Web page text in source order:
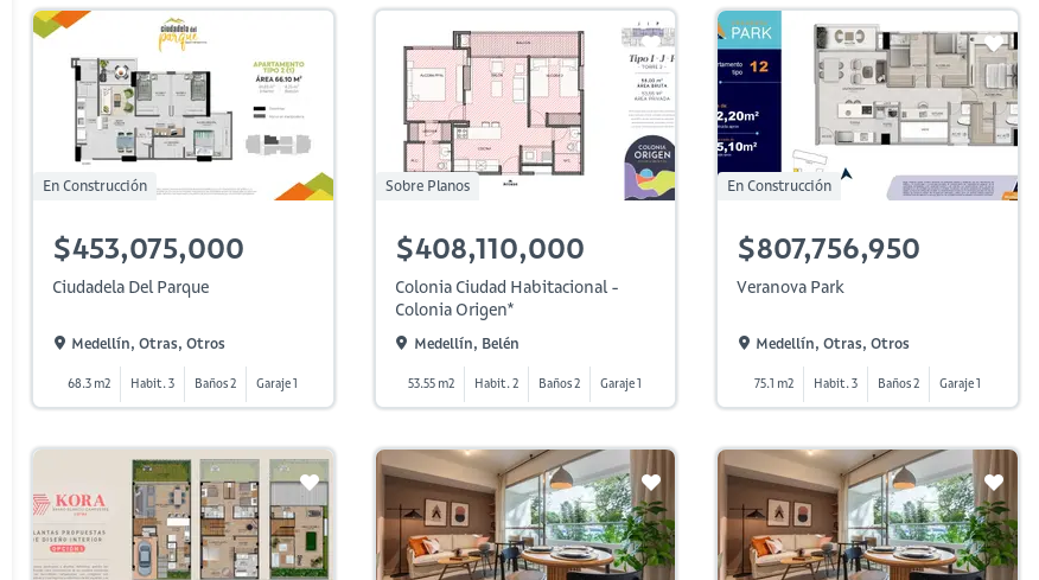
En Construcción
$453,075,000
Ciudadela Del Parque
Medellín, Otras, Otros
68.3 m2 Habit. 3 Baños 2 Garaje 1
Sobre Planos
$408,110,000
Colonia Ciudad Habitacional -
Colonia Origen*
Medellín, Belén
53.55 m2 Habit. 2 Baños 2 Garaje 1
En Construcción
$807,756,950
Veranova Park
Medellín, Otras, Otros
75.1 m2 Habit. 3 Baños 2 Garaje 1